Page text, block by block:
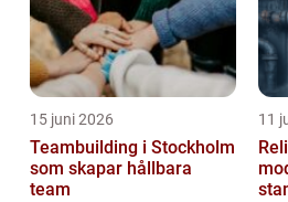
15 juni 2026
Teambuilding i Stockholm
som skapar hållbara
team
11